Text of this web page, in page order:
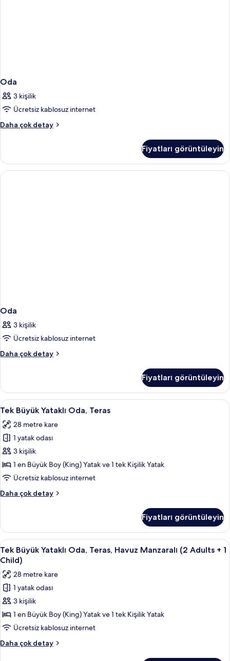
Oda
3 kişilik
Ücretsiz kablosuz internet
Daha çok detay
Oda
detay
Fiyatları görüntüleyin
Oda
3 kişilik
Ücretsiz kablosuz internet
Daha çok detay
Oda
detay
Fiyatları görüntüleyin
Tek
Büyük
Yataklı
Oda,
Teras
için
tüm
görün
Minibar, odada kasa, masa, güneşlik/
4
Tek Büyük Yataklı Oda, Teras
28 metre kare
1 yatak odası
3 kişilik
1 en Büyük Boy (King) Yatak ve 1 tek Kişilik Yatak
Ücretsiz kablosuz internet
Daha çok detay
Tek
Teras
hakkında
daha
fazla
detay
Fiyatları görüntüleyin
Tek
Büyük
Yataklı
Oda,
Teras,
Havuz
Manzaralı
(2
Adults
+
Minibar, odada kasa, masa, güneşlik/
4
Tek Büyük Yataklı Oda, Teras, Havuz Manzaralı (2 Adults + 1
Child)
28 metre kare
1 yatak odası
3 kişilik
1 en Büyük Boy (King) Yatak ve 1 tek Kişilik Yatak
Ücretsiz kablosuz internet
Daha çok detay
Tek